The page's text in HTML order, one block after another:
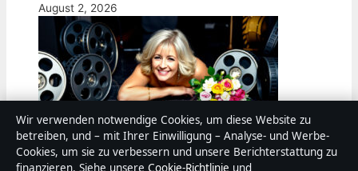
August 2, 2026
Linda Evans: Leben, Karriere und was sie heute
Wir verwenden notwendige Cookies, um diese Website zu
betreiben, und – mit Ihrer Einwilligung – Analyse- und Werbe-
Cookies, um sie zu verbessern und unsere Berichterstattung zu
finanzieren. Siehe unsere Cookie-Richtlinie und